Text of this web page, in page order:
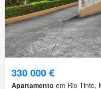
330 000 €
Apartamento em Rio Tinto,